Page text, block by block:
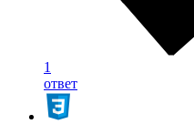
1
ответ